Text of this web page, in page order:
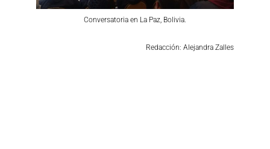
Conversatoria en La Paz, Bolivia.
Redacción: Alejandra Zalles